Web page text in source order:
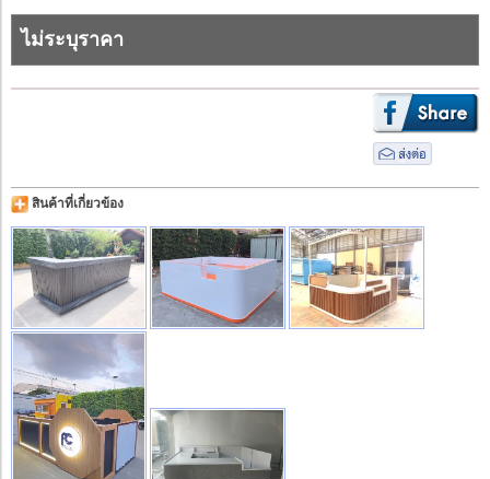
ไม่ระบุราคา
สินค้าที่เกี่ยวข้อง